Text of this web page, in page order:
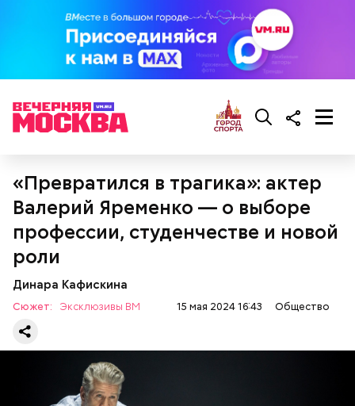
«Превратился в трагика»: актер
Валерий Яременко — о выборе
профессии, студенчестве и новой
роли
Динара Кафискина
Сюжет: Эксклюзивы ВМ 15 мая 2024 16:43 Общество
При выборе дыни эксперт посоветовала
ориентироваться на запах: